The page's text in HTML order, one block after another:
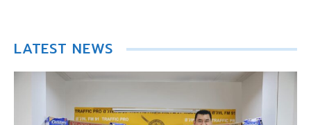
LATEST NEWS